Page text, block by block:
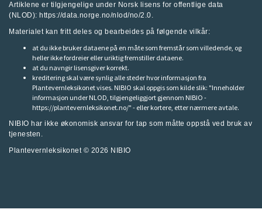
Artiklene er tilgjengelige under Norsk lisens for offentlige data
(NLOD): https://data.norge.no/nlod/no/2.0.
Materialet kan fritt deles og bearbeides på følgende vilkår:
at du ikke bruker dataene på en måte som fremstår som villedende, og
heller ikke fordreier eller uriktig fremstiller dataene.
at du navngir lisensgiver korrekt.
kreditering skal være synlig alle steder hvor informasjon fra
Plantevernleksikonet vises. NIBIO skal oppgis som kilde slik: "Inneholder
informasjon under NLOD, tilgjengeliggjort gjennom NIBIO -
https://plantevernleksikonet.no/" - eller kortere, etter nærmere avtale.
NIBIO har ikke økonomisk ansvar for tap som måtte oppstå ved bruk av
tjenesten.
Plantevernleksikonet © 2026 NIBIO